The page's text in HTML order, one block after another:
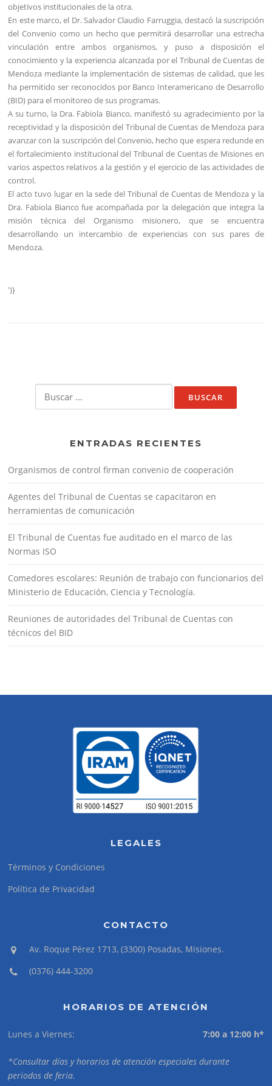
objetivos institucionales de la otra.
En este marco, el Dr. Salvador Claudio Farruggia, destacó la suscripción
del Convenio como un hecho que permitirá desarrollar una estrecha
vinculación entre ambos organismos, y puso a disposición el
conocimiento y la experiencia alcanzada por el Tribunal de Cuentas de
Mendoza mediante la implementación de sistemas de calidad, que les
ha permitido ser reconocidos por Banco Interamericano de Desarrollo
(BID) para el monitoreo de sus programas.
A su turno, la Dra. Fabiola Bianco, manifestó su agradecimiento por la
receptividad y la disposición del Tribunal de Cuentas de Mendoza para
avanzar con la suscripción del Convenio, hecho que espera redunde en
el fortalecimiento institucional del Tribunal de Cuentas de Misiones en
varios aspectos relativos a la gestión y el ejercicio de las actividades de
control.
El acto tuvo lugar en la sede del Tribunal de Cuentas de Mendoza y la
Dra. Fabiola Bianco fue acompañada por la delegación que integra la
misión técnica del Organismo misionero, que se encuentra
desarrollando un intercambio de experiencias con sus pares de
Mendoza.
')}
ENTRADAS RECIENTES
Organismos de control firman convenio de cooperación
Agentes del Tribunal de Cuentas se capacitaron en
herramientas de comunicación
El Tribunal de Cuentas fue auditado en el marco de las
Normas ISO
Comedores escolares: Reunión de trabajo con funcionarios del
Ministerio de Educación, Ciencia y Tecnología.
Reuniones de autoridades del Tribunal de Cuentas con
técnicos del BID
LEGALES
Términos y Condiciones
Política de Privacidad
CONTACTO
Av. Roque Pérez 1713, (3300) Posadas, Misiones.
(0376) 444-3200
HORARIOS DE ATENCIÓN
Lunes a Viernes: 7:00 a 12:00 h*
*Consultar días y horarios de atención especiales durante
periodos de feria.